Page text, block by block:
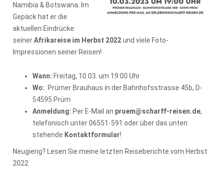
Namibia & Botswana. Im
Gepäck hat er die
aktuellen Eindrücke
seinerAfrikareise im Herbst 2022und viele Foto-
Impressionen seiner Reisen!
Wann: Freitag, 10.03. um 19:00 Uhr
Wo: Prümer Brauhaus in der Bahnhofsstrasse 45b, D-
54595 Prüm
Anmeldung: Per E-Mail an pruem@scharff-reisen.de,
telefonisch unter 06551-591 oder über das unten
stehende Kontaktformular!
Neugierig? Lesen Sie meine letzten Reiseberichte vom Herbst
2022